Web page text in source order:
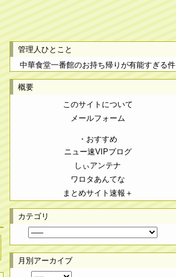
管理人ひとこと
中華食堂一番館のお持ち帰りが有能すぎる件
概要
このサイトについて
メールフォーム
・おすすめ
ニュー速VIPブログ
しぃアンテナ
ワロタあんてな
まとめサイト速報＋
カテゴリ
月別アーカイブ